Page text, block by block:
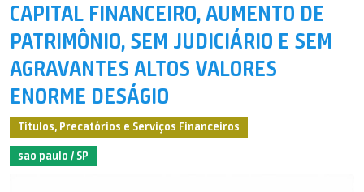
CAPITAL FINANCEIRO, AUMENTO DE
PATRIMÔNIO, SEM JUDICIÁRIO E SEM
AGRAVANTES ALTOS VALORES
ENORME DESÁGIO
Títulos, Precatórios e Serviços Financeiros
sao paulo / SP